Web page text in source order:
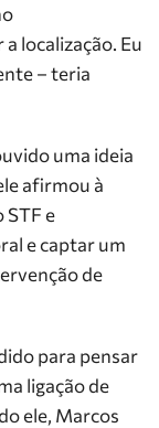
localização. Eu
– teria
uma ideia
afirmou à
STF e
e captar um
de
para pensar
ligação de
ele, Marcos